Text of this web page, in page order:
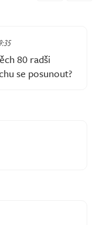
80 radši
se posunout?